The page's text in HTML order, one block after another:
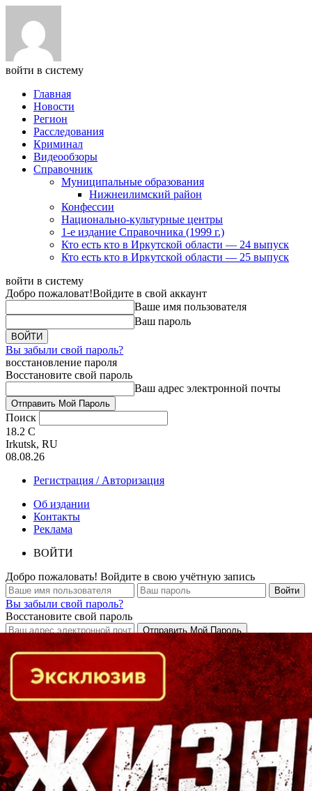
войти в систему
Главная
Новости
Регион
Расследования
Криминал
Видеообзоры
Справочник
Муниципальные образования
Нижнеилимский район
Конфессии
Национально-культурные центры
1-е издание Справочника (1999 г.)
Кто есть кто в Иркутской области — 24 выпуск
Кто есть кто в Иркутской области — 25 выпуск
войти в систему
Добро пожаловат!Войдите в свой аккаунт
Ваше имя пользователя
Ваш пароль
Вы забыли свой пароль?
восстановление пароля
Восстановите свой пароль
Ваш адрес электронной почты
Поиск
18.2 C
Irkutsk, RU
08.08.26
Регистрация / Авторизация
Об издании
Контакты
Реклама
ВОЙТИ
Добро пожаловать! Войдите в свою учётную запись
Вы забыли свой пароль?
Восстановите свой пароль
Кто есть кто в Байкальском регионе